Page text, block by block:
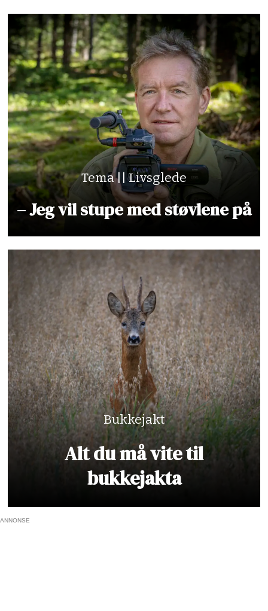
Tema || Livsglede
– Jeg vil stupe med støvlene på
Bukkejakt
Alt du må vite til
bukkejakta
ANNONSE